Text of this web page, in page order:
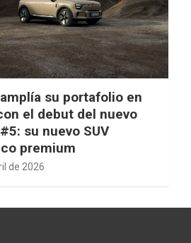
su portafolio en
el debut del nuevo
su nuevo SUV
premium
de 2026